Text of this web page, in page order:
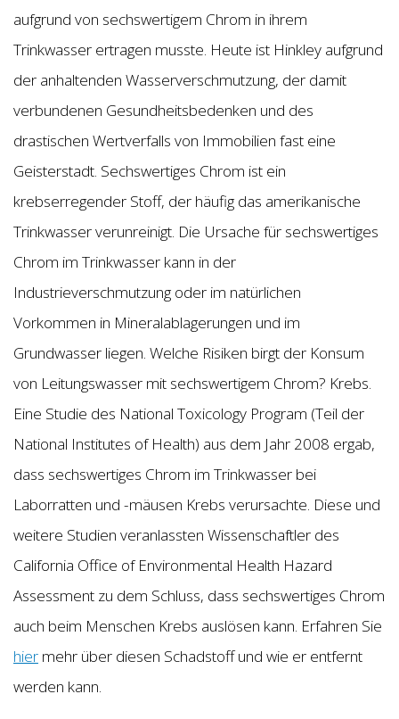
aufgrund von sechswertigem Chrom in ihrem
Trinkwasser ertragen musste. Heute ist Hinkley aufgrund
der anhaltenden Wasserverschmutzung, der damit
verbundenen Gesundheitsbedenken und des
drastischen Wertverfalls von Immobilien fast eine
Geisterstadt. Sechswertiges Chrom ist ein
krebserregender Stoff, der häufig das amerikanische
Trinkwasser verunreinigt. Die Ursache für sechswertiges
Chrom im Trinkwasser kann in der
Industrieverschmutzung oder im natürlichen
Vorkommen in Mineralablagerungen und im
Grundwasser liegen. Welche Risiken birgt der Konsum
von Leitungswasser mit sechswertigem Chrom? Krebs.
Eine Studie des National Toxicology Program (Teil der
National Institutes of Health) aus dem Jahr 2008 ergab,
dass sechswertiges Chrom im Trinkwasser bei
Laborratten und -mäusen Krebs verursachte. Diese und
weitere Studien veranlassten Wissenschaftler des
California Office of Environmental Health Hazard
Assessment zu dem Schluss, dass sechswertiges Chrom
auch beim Menschen Krebs auslösen kann. Erfahren Sie
hier mehr über diesen Schadstoff und wie er entfernt
werden kann.